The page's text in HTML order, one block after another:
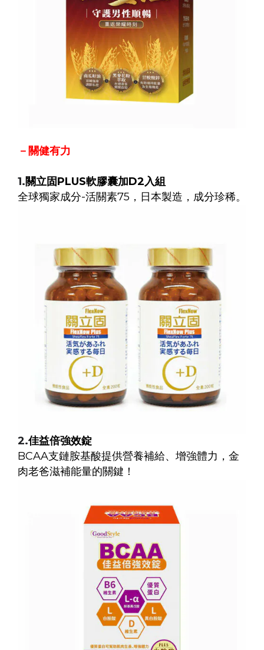
－關健有力
1.關立固PLUS軟膠囊加D2入組
全球獨家成分-活關素75，日本製造，成分珍稀。
2.佳益倍強效錠
BCAA支鏈胺基酸提供營養補給、增強體力，金
肉老爸滋補能量的關鍵！